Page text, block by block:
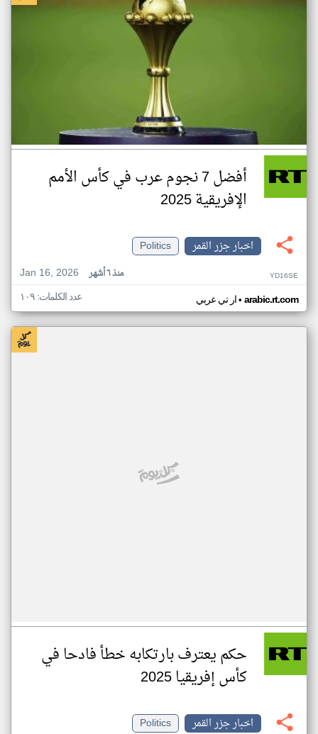
أفضل 7 نجوم عرب في كأس الأمم
الإفريقية 2025
اخبار جزر القمر
Politics
Jan 16, 2026
منذ ٦ أشهر YD16SE
ار تي عربي• arabic.rt.com عدد الكلمات: ١٠٩
حكم يعترف بارتكابه خطأ فادحا في
كأس إفريقيا 2025
اخبار جزر القمر
Politics